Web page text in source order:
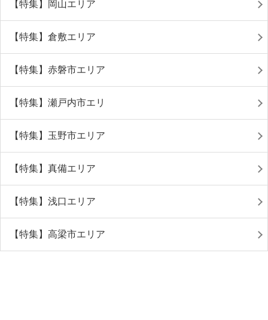
【特集】岡山エリア
【特集】倉敷エリア
【特集】赤磐市エリア
【特集】瀬戸内市エリ
【特集】玉野市エリア
【特集】真備エリア
【特集】浅口エリア
【特集】高梁市エリア